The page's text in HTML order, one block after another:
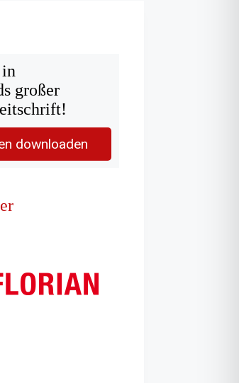
großer
downloaden